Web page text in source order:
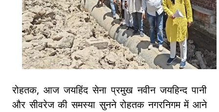
रोहतक, आज जयहिंद सेना प्रमुख नवीन जयहिन्द पानी
और सीवरेज की समस्या सुनने रोहतक नगरनिगम में आने